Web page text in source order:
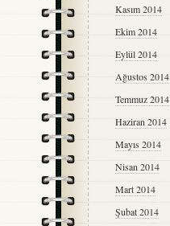
Kasım 2014
Ekim 2014
Eylül 2014
Ağustos 2014
Temmuz 2014
Haziran 2014
Mayıs 2014
Nisan 2014
Mart 2014
Şubat 2014